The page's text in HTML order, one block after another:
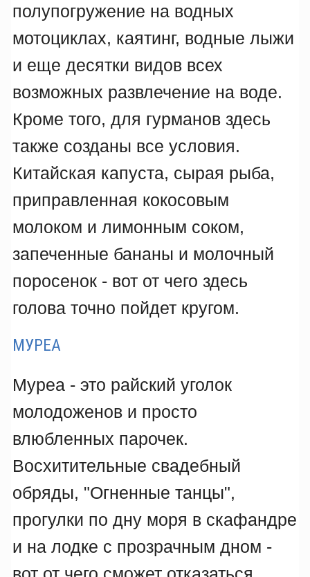
полупогружение на водных
мотоциклах, каятинг, водные лыжи
и еще десятки видов всех
возможных развлечение на воде.
Кроме того, для гурманов здесь
также созданы все условия.
Китайская капуста, сырая рыба,
приправленная кокосовым
молоком и лимонным соком,
запеченные бананы и молочный
поросенок - вот от чего здесь
голова точно пойдет кругом.
МУРЕА
Муреа - это райский уголок
молодоженов и просто
влюбленных парочек.
Восхитительные свадебный
обряды, "Огненные танцы",
прогулки по дну моря в скафандре
и на лодке с прозрачным дном -